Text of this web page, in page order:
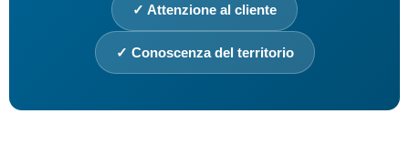
✓ Attenzione al cliente
✓ Conoscenza del territorio